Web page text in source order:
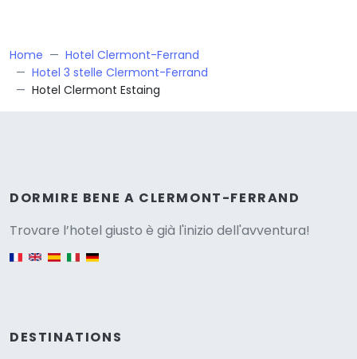
Home
Hotel Clermont-Ferrand
Hotel 3 stelle Clermont-Ferrand
Hotel Clermont Estaing
DORMIRE BENE A CLERMONT-FERRAND
Trovare l’hotel giusto è già l'inizio dell'avventura!
English version
DESTINATIONS